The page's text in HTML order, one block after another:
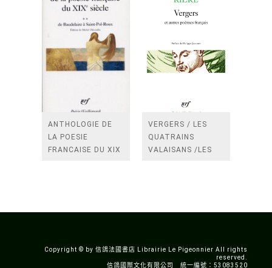
ANTHOLOGIE DE
LA POESIE
FRANCAISE DU XIX
VERGERS / LES
QUATRAINS
VALAISANS /LES
Copyright © by 信鴿法國書店 Librairie Le Pigeonnier All rights
reserved.
信鴿國際文化有限公司 統一編號：53083520